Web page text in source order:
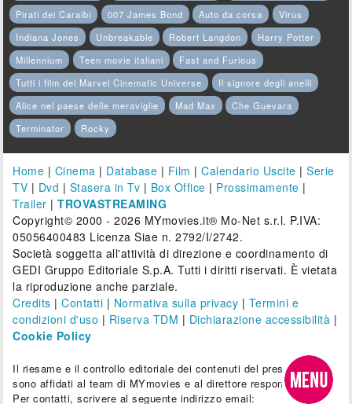
Pirati dei Caraibi
007 James Bond Auto da corsa
Virus
Indiana Jones
Unbreakable Robert Langdon
Harry Potter
Millennium
Teen movie italiani
Fast and Furious
Tutti i film del Marvel Cinematic Universe
Il signore degli anelli
Alice nel paese delle meraviglie
Mad Max
Che Guevara
Terminator
Rocky
Home | Cinema | Database | Film |Calendario Uscite |Serie
TV | Dvd | Stasera in Tv | Box Office | Prossimamente |
Trailer |TROVASTREAMING
Copyright© 2000 - 2026 MYmovies.it® Mo-Net s.r.l. P.IVA:
05056400483 Licenza Siae n. 2792/I/2742.
Società soggetta all'attività di direzione e coordinamento di
GEDI Gruppo Editoriale S.p.A. Tutti i diritti riservati. È vietata
la riproduzione anche parziale.
Credits |Contatti | Normativa sulla privacy | Termini e
condizioni d'uso | Riserva TDM | Dichiarazione accessibilità |
Cookie Policy
Il riesame e il controllo editoriale dei contenuti del presente sito
sono affidati al team di MYmovies e al direttore responsabile.
Per contatti, scrivere al seguente indirizzo email: